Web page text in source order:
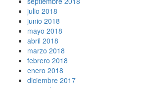
julio 2018
junio 2018
mayo 2018
abril 2018
marzo 2018
febrero 2018
enero 2018
diciembre 2017